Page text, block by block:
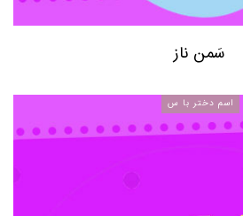
سَمن ناز
اسم دختر با س